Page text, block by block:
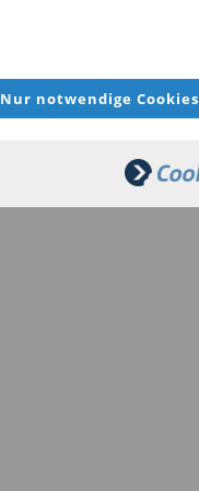
Nur notwendige Cookies